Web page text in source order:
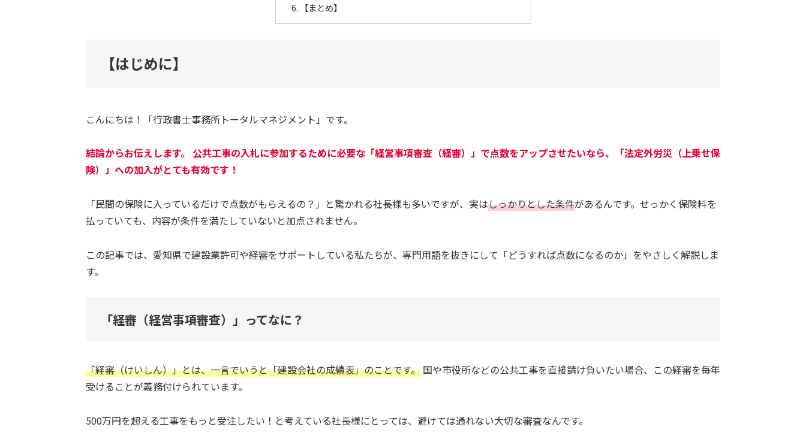
【まとめ】
【はじめに】
こんにちは！「行政書士事務所トータルマネジメント」です。
結論からお伝えします。 公共工事の入札に参加するために必要な「経営事項審査（経審）」で点数をアップさせたいなら、「法定外労災（上乗せ保
険）」への加入がとても有効です！
「民間の保険に入っているだけで点数がもらえるの？」と驚かれる社長様も多いですが、実はしっかりとした条件があるんです。せっかく保険料を
払っていても、内容が条件を満たしていないと加点されません。
この記事では、愛知県で建設業許可や経審をサポートしている私たちが、専門用語を抜きにして「どうすれば点数になるのか」をやさしく解説しま
す。
「経審（経営事項審査）」ってなに？
「経審（けいしん）」とは、一言でいうと「建設会社の成績表」のことです。 国や市役所などの公共工事を直接請け負いたい場合、この経審を毎年
受けることが義務付けられています。
500万円を超える工事をもっと受注したい！と考えている社長様にとっては、避けては通れない大切な審査なんです。